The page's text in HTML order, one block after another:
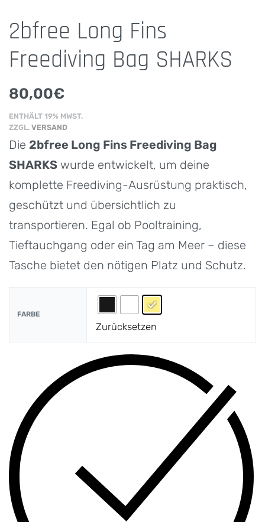
2bfree Long Fins
Freediving Bag SHARKS
80,00€
ENTHÄLT 19% MWST.
ZZGL. VERSAND
Die 2bfree Long Fins Freediving Bag
SHARKS wurde entwickelt, um deine
komplette Freediving-Ausrüstung praktisch,
geschützt und übersichtlich zu
transportieren. Egal ob Pooltraining,
Tieftauchgang oder ein Tag am Meer – diese
Tasche bietet den nötigen Platz und Schutz.
FARBE
Zurücksetzen